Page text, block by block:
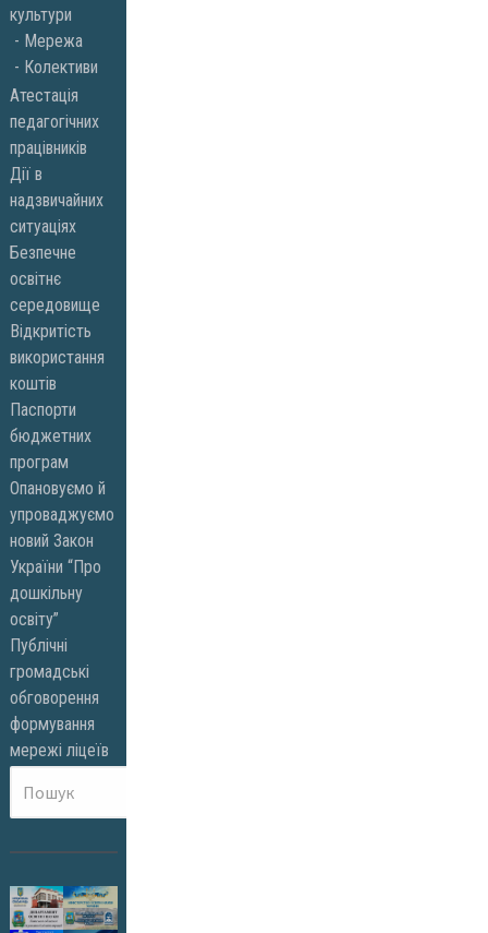
культури
Мережа
Колективи
Атестація
педагогічних
працівників
Дії в
надзвичайних
ситуаціях
Безпечне
освітнє
середовище
Відкритість
використання
коштів
Паспорти
бюджетних
програм
Опановуємо й
упроваджуємо
новий Закон
України “Про
дошкільну
освіту”
Публічні
громадські
обговорення
формування
мережі ліцеїв